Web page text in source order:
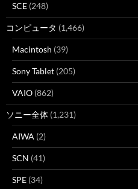
SCE (248)
コンピュータ (1,466)
Macintosh (39)
Sony Tablet (205)
VAIO (862)
ソニー全体 (1,231)
AIWA (2)
SCN (41)
SPE (34)